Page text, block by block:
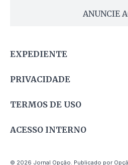
ANUNCIE
EXPEDIENTE
PRIVACIDADE
TERMOS DE USO
ACESSO INTERNO
© 2026 Jornal Opção. Publicado por